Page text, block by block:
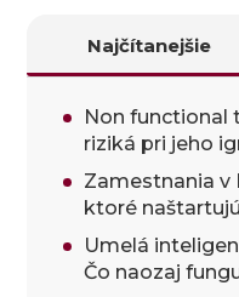
Najčítanejšie
Non functional
riziká pri jeho
Zamestnania v
ktoré
Umelá
Čo naozaj